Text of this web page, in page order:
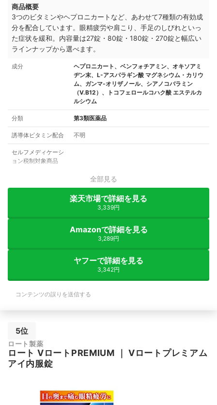
商品概要
3つのビタミンやヘプロニカートなど、あわせて7種類の有効成
分を配合しています。眼精疲労や肩こり、手足のしびれといっ
た症状を緩和。内容量は27錠・80錠・180錠・270錠と幅広い
ラインナップから選べます。
成分
ヘプロニカート、ベンフォチアミン、オキソアミ
ヂン末、L-アスパラギン酸 マグネシウム・カリウ
ム、ガンマ-オリザノール、シアノコバラミン
（V.B12）、トコフェロールコハク酸 エステルカ
ルシウム
分類 第3類医薬品
誘導体ビタミン配合 不明
セルフメディケーシ
ョン税制対象商品
全部見る
楽天市場で詳細を見る
3,339円
Amazonで詳細を見る
3,289円
ヤフーで詳細を見る
3,342円
コンテンツの誤りを送信する
5位
ロート製薬
ロート VロートPREMIUM ｜ Vロートプレミアム
アイ内服錠